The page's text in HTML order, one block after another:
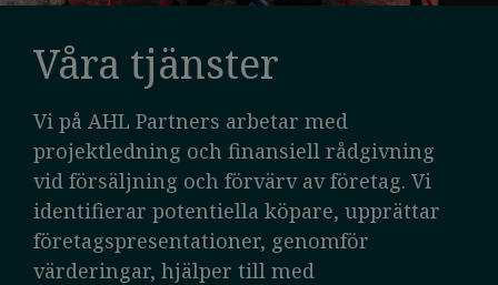
Våra tjänster
Vi på AHL Partners arbetar med
projektledning och finansiell rådgivning
vid försäljning och förvärv av företag. Vi
identifierar potentiella köpare, upprättar
företagspresentationer, genomför
värderingar, hjälper till med